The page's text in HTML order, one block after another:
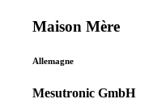
Maison Mère
Allemagne
Mesutronic GmbH